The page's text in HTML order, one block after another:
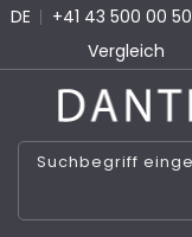
DE +41 43 500 00 50
Vergleich